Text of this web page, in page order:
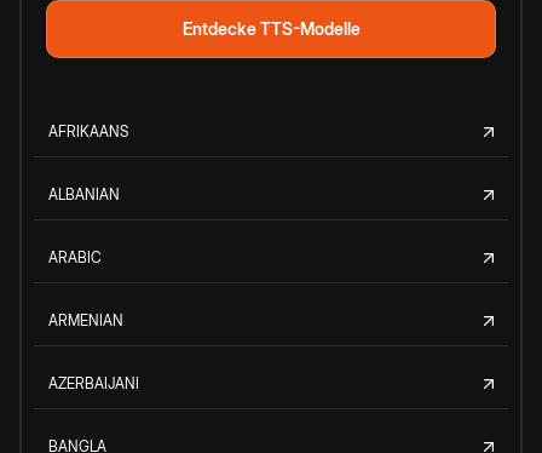
Entdecke TTS-Modelle
AFRIKAANS
ALBANIAN
ARABIC
ARMENIAN
AZERBAIJANI
BANGLA